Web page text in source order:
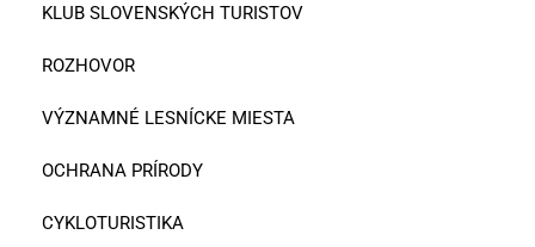
KLUB SLOVENSKÝCH TURISTOV
ROZHOVOR
VÝZNAMNÉ LESNÍCKE MIESTA
OCHRANA PRÍRODY
CYKLOTURISTIKA